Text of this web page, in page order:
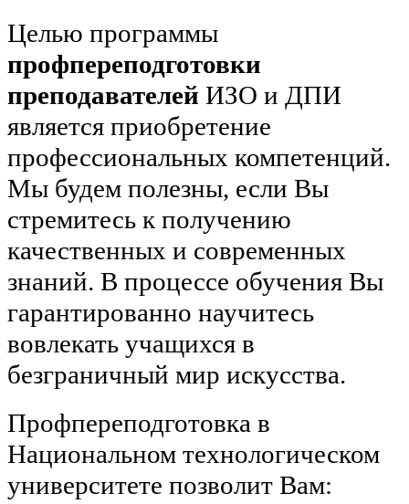
Целью программы
профпереподготовки
преподавателей ИЗО и ДПИ
является приобретение
профессиональных компетенций.
Мы будем полезны, если Вы
стремитесь к получению
качественных и современных
знаний. В процессе обучения Вы
гарантированно научитесь
вовлекать учащихся в
безграничный мир искусства.
Профпереподготовка в
Национальном технологическом
университете позволит Вам: